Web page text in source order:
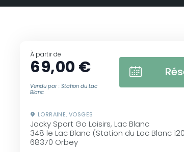
À partir de
69,00 €
Vendu par : Station du Lac
Blanc
LORRAINE, VOSGES
Jacky Sport Go Loisirs, Lac Blanc
348 le Lac Blanc (Station du Lac Blanc
68370 Orbey